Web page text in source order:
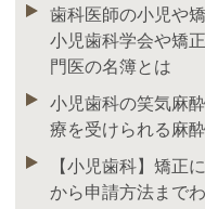
歯科医師の小児や
小児歯科学会や矯
門医の名簿とは
小児歯科の笑気麻
療を受けられる麻酔
【小児歯科】矯正
から申請方法まで